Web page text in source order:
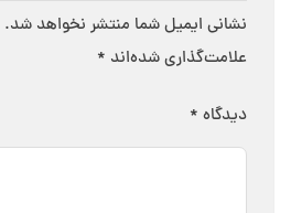
نشانی ایمیل شما منتشر نخواهد شد.
علامت‌گذاری شده‌اند *
دیدگاه *